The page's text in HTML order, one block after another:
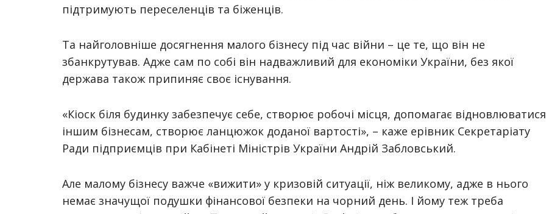
підтримують переселенців та біженців.
Та найголовніше досягнення малого бізнесу під час війни – це те, що він не
збанкрутував. Адже сам по собі він надважливий для економіки України, без якої
держава також припиняє своє існування.
«Кіоск біля будинку забезпечує себе, створює робочі місця, допомагає відновлюватися
іншим бізнесам, створює ланцюжок доданої вартості», – каже ерівник Секретаріату
Ради підприємців при Кабінеті Міністрів України Андрій Забловський.
Але малому бізнесу важче «вижити» у кризовій ситуації, ніж великому, адже в нього
немає значущої подушки фінансової безпеки на чорний день. І йому теж треба